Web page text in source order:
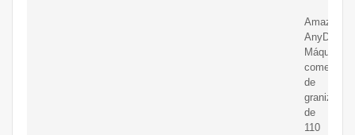
AnyDoor
Máquina
comercial
de
granizado
de
110